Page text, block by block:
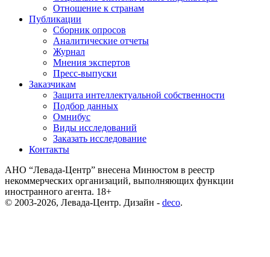
Отношение к странам
Публикации
Сборник опросов
Аналитические отчеты
Журнал
Мнения экспертов
Пресс-выпуски
Заказчикам
Защита интеллектуальной собственности
Подбор данных
Омнибус
Виды исследований
Заказать исследование
Контакты
АНО “Левада-Центр” внесена Минюстом в реестр
некоммерческих организаций, выполняющих функции
иностранного агента. 18+
© 2003-2026, Левада-Центр. Дизайн - deco.